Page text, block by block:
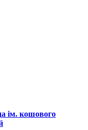
ім. кошового